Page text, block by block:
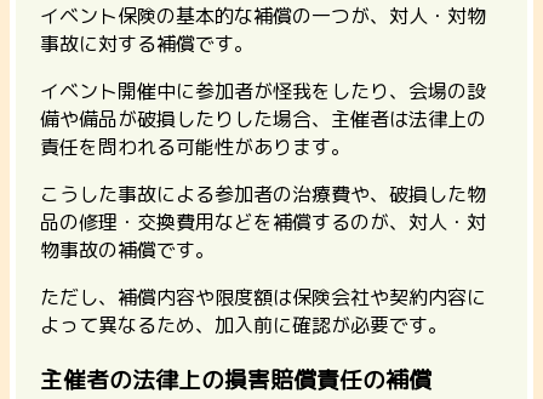
イベント保険の基本的な補償の一つが、対人・対物
事故に対する補償です。
イベント開催中に参加者が怪我をしたり、会場の設
備や備品が破損したりした場合、主催者は法律上の
責任を問われる可能性があります。
こうした事故による参加者の治療費や、破損した物
品の修理・交換費用などを補償するのが、対人・対
物事故の補償です。
ただし、補償内容や限度額は保険会社や契約内容に
よって異なるため、加入前に確認が必要です。
主催者の法律上の損害賠償責任の補償